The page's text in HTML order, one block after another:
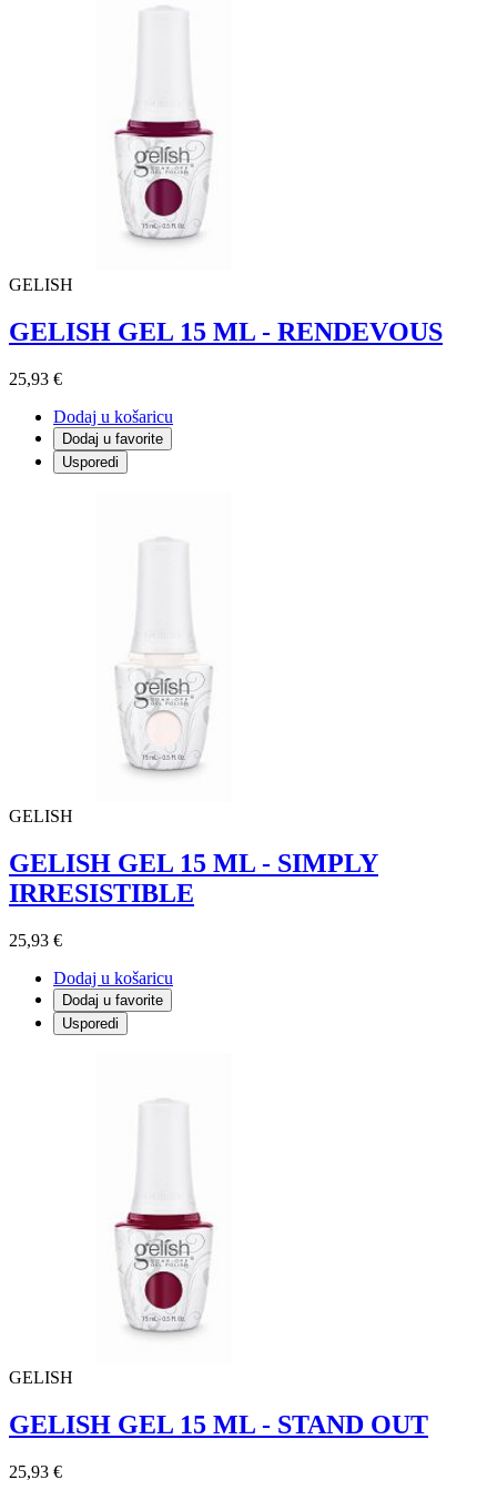
GELISH
GELISH GEL 15 ML - RENDEVOUS
25,93 €
Dodaj u košaricu
Dodaj u favorite
Usporedi
GELISH
GELISH GEL 15 ML - SIMPLY
IRRESISTIBLE
25,93 €
Dodaj u košaricu
Dodaj u favorite
Usporedi
GELISH
GELISH GEL 15 ML - STAND OUT
25,93 €